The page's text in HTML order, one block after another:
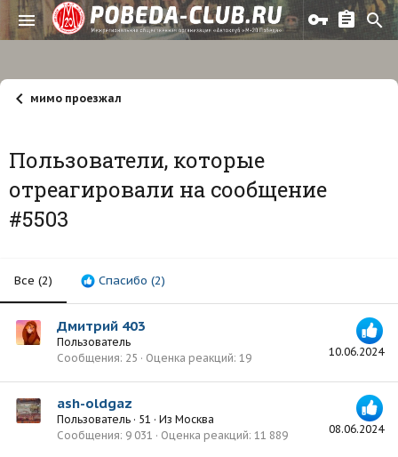
мимо проезжал
Пользователи, которые
отреагировали на сообщение
#5503
Все (2) Спасибо (2)
10.06.2024
Дмитрий 403
Пользователь
Сообщения 25 Оценка реакций 19
08.06.2024
ash-oldgaz
Пользователь · 51 · Из Москва
Сообщения 9 031 Оценка реакций 11 889